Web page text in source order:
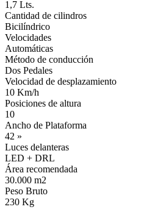
1,7 Lts.
Cantidad de cilindros
Bicilíndrico
Velocidades
Automáticas
Método de conducción
Dos Pedales
Velocidad de desplazamiento
10 Km/h
Posiciones de altura
10
Ancho de Plataforma
42 »
Luces delanteras
LED + DRL
Área recomendada
30.000 m2
Peso Bruto
230 Kg